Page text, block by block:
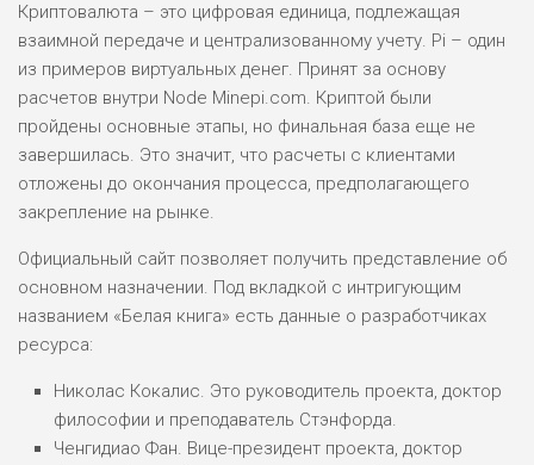
Криптовалюта – это цифровая единица, подлежащая
взаимной передаче и централизованному учету. Pi – один
из примеров виртуальных денег. Принят за основу
расчетов внутри Node Minepi.com. Криптой были
пройдены основные этапы, но финальная база еще не
завершилась. Это значит, что расчеты с клиентами
отложены до окончания процесса, предполагающего
закрепление на рынке.
Официальный сайт позволяет получить представление об
основном назначении. Под вкладкой с интригующим
названием «Белая книга» есть данные о разработчиках
ресурса:
Николас Кокалис. Это руководитель проекта, доктор
философии и преподаватель Стэнфорда.
Ченгидиао Фан. Вице-президент проекта, доктор